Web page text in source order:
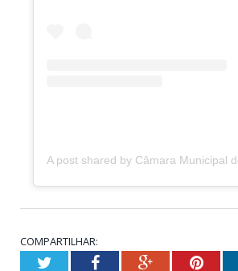
COMPARTILHAR:
TwitterFacebookGoogle+